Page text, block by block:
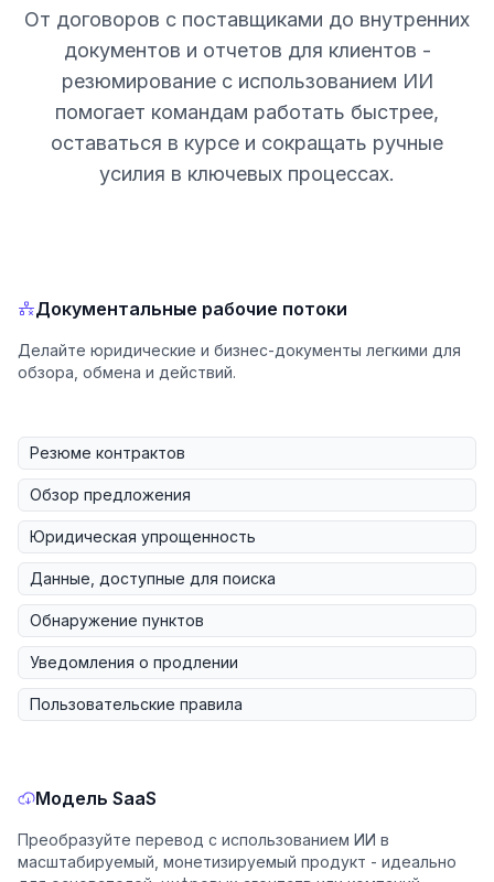
От договоров с поставщиками до внутренних
документов и отчетов для клиентов -
резюмирование с использованием ИИ
помогает командам работать быстрее,
оставаться в курсе и сокращать ручные
усилия в ключевых процессах.
Документальные рабочие потоки
Делайте юридические и бизнес-документы легкими для
обзора, обмена и действий.
Резюме контрактов
Обзор предложения
Юридическая упрощенность
Данные, доступные для поиска
Обнаружение пунктов
Уведомления о продлении
Пользовательские правила
Модель SaaS
Преобразуйте перевод с использованием ИИ в
масштабируемый, монетизируемый продукт - идеально